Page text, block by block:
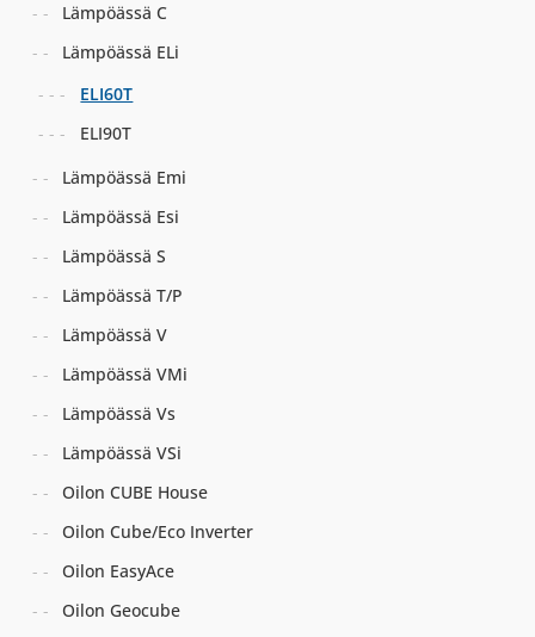
Lämpöässä C
Lämpöässä ELi
ELI60T
ELI90T
Lämpöässä Emi
Lämpöässä Esi
Lämpöässä S
Lämpöässä T/P
Lämpöässä V
Lämpöässä VMi
Lämpöässä Vs
Lämpöässä VSi
Oilon CUBE House
Oilon Cube/Eco Inverter
Oilon EasyAce
Oilon Geocube